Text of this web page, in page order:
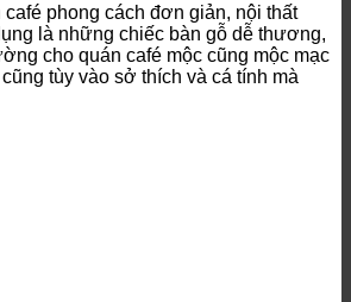
phong cách đơn giản, nội thất
là những chiếc bàn gỗ dễ thương,
cho quán café mộc cũng mộc mạc
tùy vào sở thích và cá tính mà